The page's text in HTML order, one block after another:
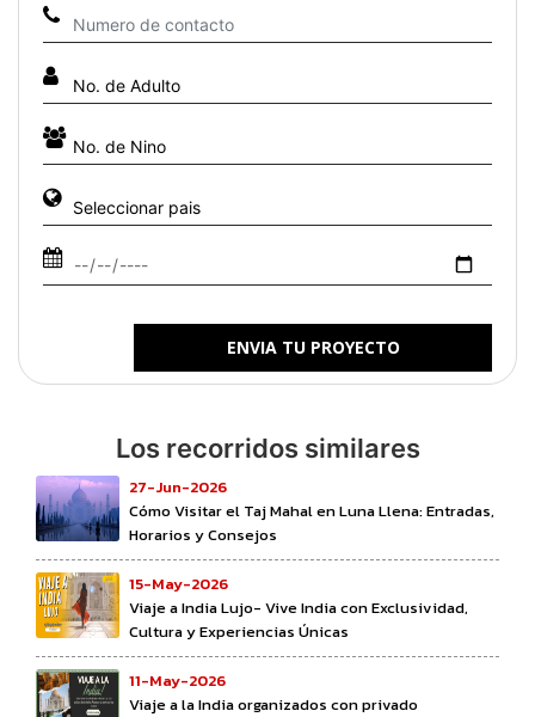
ENVIA TU PROYECTO
Los recorridos similares
27-Jun-2026
Cómo Visitar el Taj Mahal en Luna Llena: Entradas,
Horarios y Consejos
15-May-2026
Viaje a India Lujo- Vive India con Exclusividad,
Cultura y Experiencias Únicas
11-May-2026
Viaje a la India organizados con privado